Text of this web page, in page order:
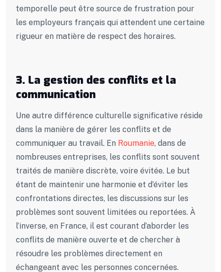
temporelle peut être source de frustration pour
les employeurs français qui attendent une certaine
rigueur en matière de respect des horaires.
3. La gestion des conflits et la
communication
Une autre différence culturelle significative réside
dans la manière de gérer les conflits et de
communiquer au travail. En Roumanie, dans de
nombreuses entreprises, les conflits sont souvent
traités de manière discrète, voire évitée. Le but
étant de maintenir une harmonie et d’éviter les
confrontations directes, les discussions sur les
problèmes sont souvent limitées ou reportées. À
l’inverse, en France, il est courant d’aborder les
conflits de manière ouverte et de chercher à
résoudre les problèmes directement en
échangeant avec les personnes concernées.